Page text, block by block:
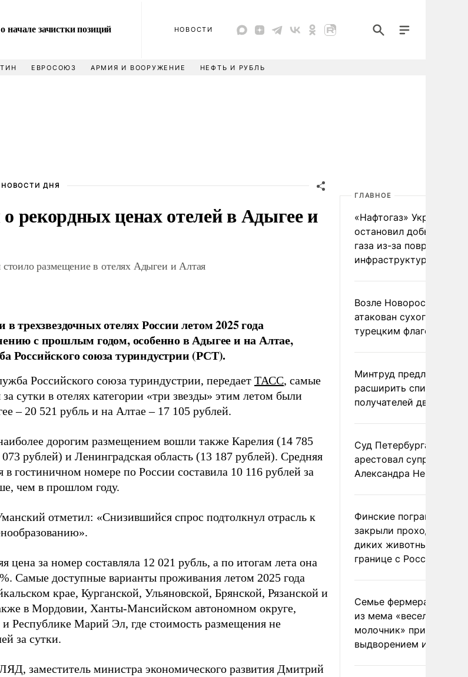
начале зачистки позиций
НОВОСТИ
ЕВРОСОЮЗ АРМИЯ И ВООРУЖЕНИЕ НЕФТЬ И РУБЛЬ
НОВОСТИ ДНЯ
рекордных ценах отелей в Адыгее и
размещение в отелях Адыгеи и Алтая
в трехзвездочных отелях России летом 2025 года
с прошлым годом, особенно в Адыгее и на Алтае,
Российского союза туриндустрии (РСТ).
Российского союза туриндустрии, передает ТАСС, самые
сутки в отелях категории «три звезды» этим летом были
– 20 521 рубль и на Алтае – 17 105 рублей.
дорогим размещением вошли также Карелия (14 785
рублей) и Ленинградская область (13 187 рублей). Средняя
гостиничном номере по России составила 10 116 рублей за
чем в прошлом году.
отметил: «Снизившийся спрос подтолкнул отрасль к
цена за номер составляла 12 021 рубль, а по итогам лета она
Самые доступные варианты проживания летом 2025 года
крае, Курганской, Ульяновской, Брянской, Рязанской и
в Мордовии, Ханты-Мансийском автономном округе,
и Республике Марий Эл, где стоимость размещения не
за сутки.
заместитель министра экономического развития Дмитрий
ГЛАВНОЕ
«Нафтогаз» Украины
остановил добычу
газа из-за повреждения
инфраструктуры
Возле Новороссийска
атакован сухогруз под
турецким флагом
Минтруд предложил
расширить список
получателей двух
Суд Петербурга заочно
арестовал супругу
Александра Невзорова
Финские пограничники
закрыли проходы для
диких животных на
границе с Россией
Семье фермера
из мема «веселый
молочник» пригрозили
выдворением из